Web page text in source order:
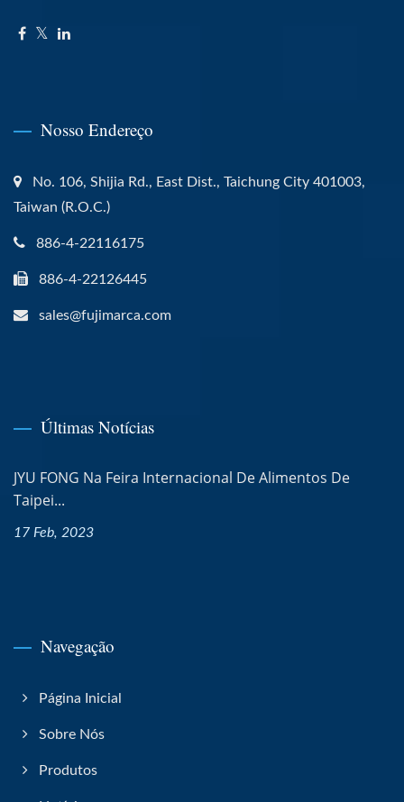
Nosso Endereço
No. 106, Shijia Rd., East Dist., Taichung City 401003,
Taiwan (R.O.C.)
886-4-22116175
886-4-22126445
sales@fujimarca.com
Últimas Notícias
JYU FONG Na Feira Internacional De Alimentos De
Taipei...
17 Feb, 2023
Navegação
Página Inicial
Sobre Nós
Produtos